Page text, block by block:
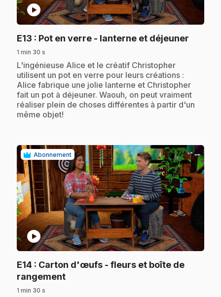
play_circle
E13 : Pot en verre - lanterne et déjeuner
1 min 30 s
.L'ingénieuse Alice et le créatif Christopher
utilisent un pot en verre pour leurs créations :
Alice fabrique une jolie lanterne et Christopher
fait un pot à déjeuner. Waouh, on peut vraiment
réaliser plein de choses différentes à partir d'un
même objet!
Abonnement
play_circle
E14 : Carton d'œufs - fleurs et boîte de
rangement.
1 min 30 s